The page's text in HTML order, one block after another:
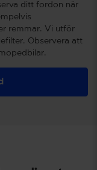
ditt fordon när
remmar. Vi utför
Observera att